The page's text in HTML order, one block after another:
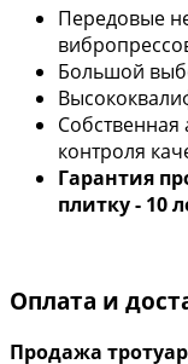
Передовые
Большой
Собственная
контроля
Гарантия
плитку- 10
Оплата и
Продажа